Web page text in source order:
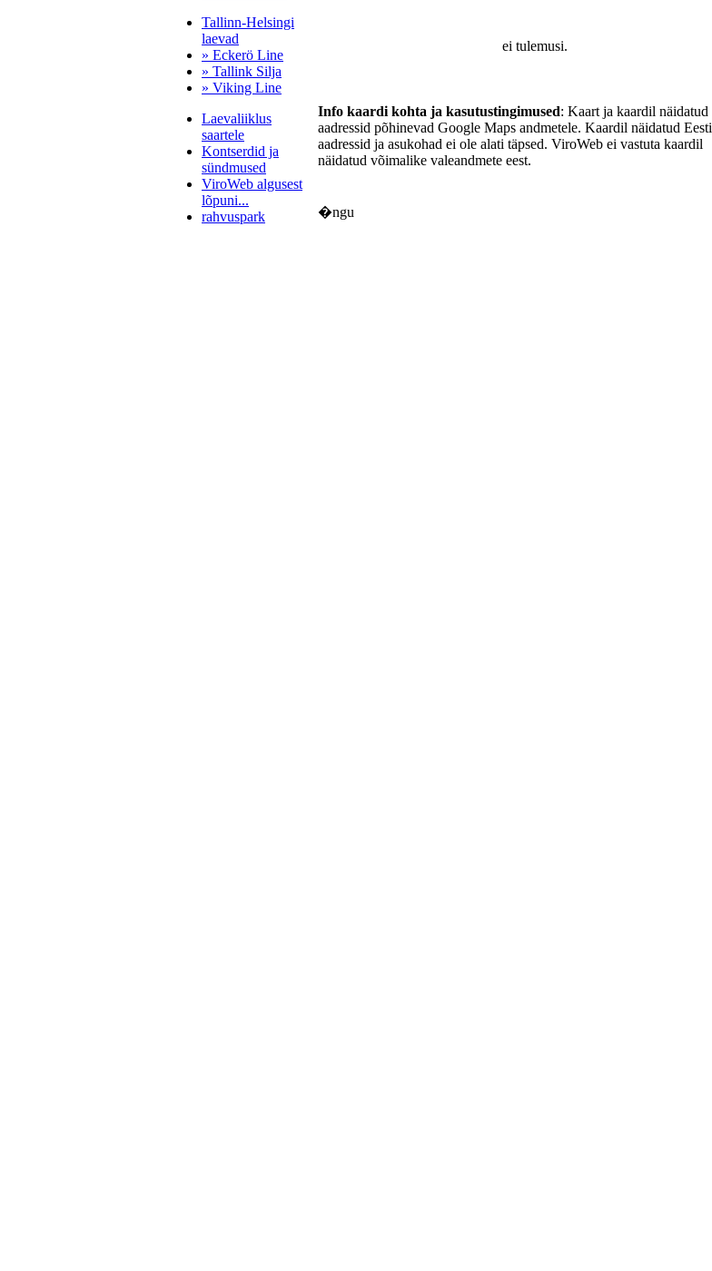
Tallinn-Helsingi
laevad
» Eckerö Line
» Tallink Silja
» Viking Line
Laevaliiklus
saartele
Kontserdid ja
sündmused
ViroWeb algusest
lõpuni...
rahvuspark
ei tulemusi.
Info kaardi kohta ja kasutustingimused: Kaart ja kaardil näidatud
aadressid põhinevad Google Maps andmetele. Kaardil näidatud Eesti
aadressid ja asukohad ei ole alati täpsed. ViroWeb ei vastuta kaardil
näidatud võimalike valeandmete eest.
�ngu